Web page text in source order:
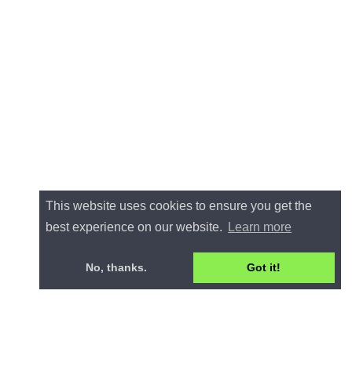
This website uses cookies to ensure you get the
best experience on our website.
Learn more
No, thanks. Got it!